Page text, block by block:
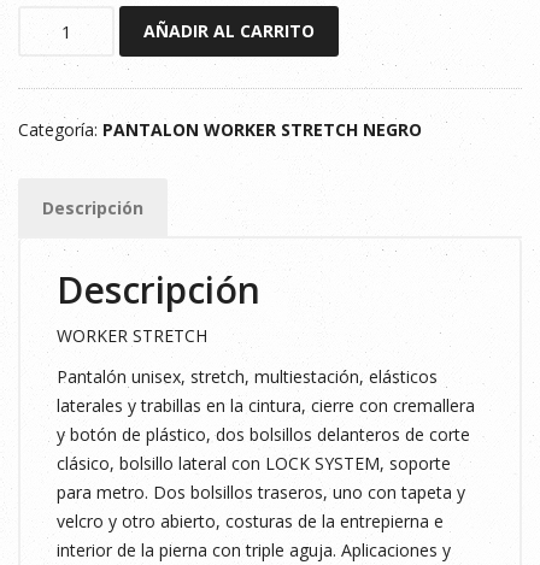
300GR
NEGRO
cantidad
AÑADIR AL CARRITO
Categoría: PANTALON WORKER STRETCH NEGRO
Descripción
Descripción
WORKER STRETCH
Pantalón unisex, stretch, multiestación, elásticos
laterales y trabillas en la cintura, cierre con cremallera
y botón de plástico, dos bolsillos delanteros de corte
clásico, bolsillo lateral con LOCK SYSTEM, soporte
para metro. Dos bolsillos traseros, uno con tapeta y
velcro y otro abierto, costuras de la entrepierna e
interior de la pierna con triple aguja. Aplicaciones y